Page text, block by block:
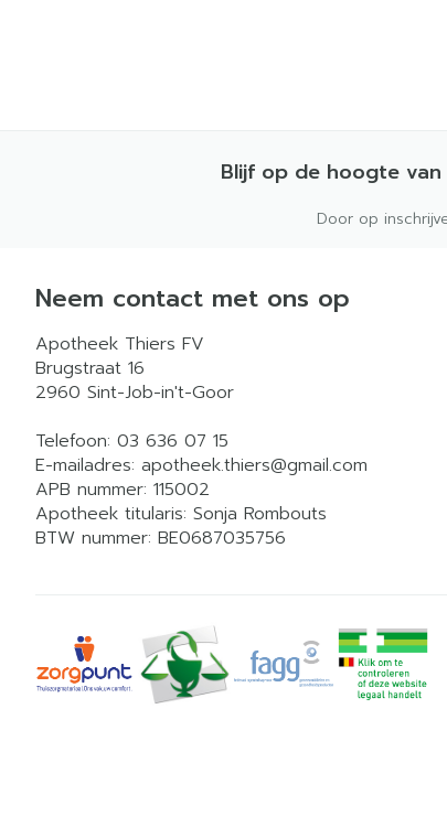
Blijf op de hoogte
Door op
Neem contact met ons op
Apotheek Thiers FV
Brugstraat 16
2960 Sint-Job-in't-Goor
Telefoon: 03 636 07 15
E-mailadres: apotheek.thiers@gmail.com
APB nummer: 115002
Apotheek titularis: Sonja Rombouts
BTW nummer: BE0687035756